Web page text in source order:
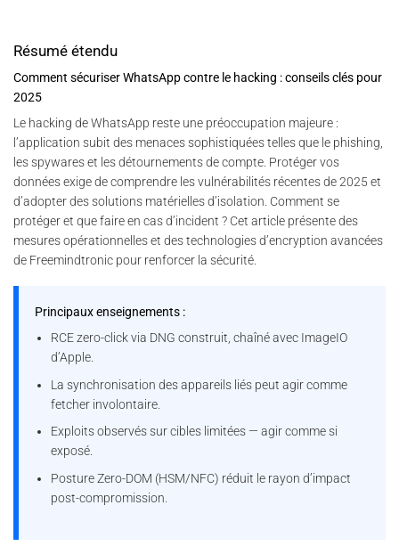
Résumé étendu
Comment sécuriser WhatsApp contre le hacking : conseils clés pour
2025
Le hacking de WhatsApp reste une préoccupation majeure :
l’application subit des menaces sophistiquées telles que le phishing,
les spywares et les détournements de compte. Protéger vos
données exige de comprendre les vulnérabilités récentes de 2025 et
d’adopter des solutions matérielles d’isolation. Comment se
protéger et que faire en cas d’incident ? Cet article présente des
mesures opérationnelles et des technologies d’encryption avancées
de Freemindtronic pour renforcer la sécurité.
Principaux enseignements :
RCE zero-click via DNG construit, chaîné avec ImageIO
d’Apple.
La synchronisation des appareils liés peut agir comme
fetcher involontaire.
Exploits observés sur cibles limitées — agir comme si
exposé.
Posture Zero-DOM (HSM/NFC) réduit le rayon d’impact
post-compromission.